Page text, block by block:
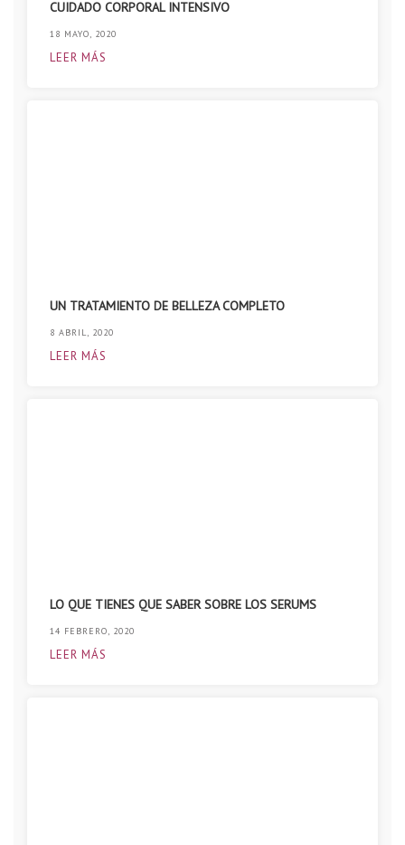
CUIDADO CORPORAL INTENSIVO
18 MAYO, 2020
LEER MÁS
UN TRATAMIENTO DE BELLEZA COMPLETO
8 ABRIL, 2020
LEER MÁS
LO QUE TIENES QUE SABER SOBRE LOS SERUMS
14 FEBRERO, 2020
LEER MÁS